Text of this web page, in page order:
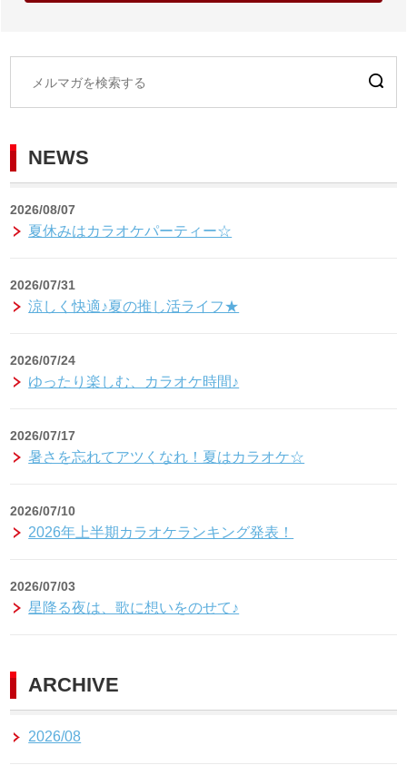
NEWS
2026/08/07
夏休みはカラオケパーティー☆
2026/07/31
涼しく快適♪夏の推し活ライフ★
2026/07/24
ゆったり楽しむ、カラオケ時間♪
2026/07/17
暑さを忘れてアツくなれ！夏はカラオケ☆
2026/07/10
2026年上半期カラオケランキング発表！
2026/07/03
星降る夜は、歌に想いをのせて♪
ARCHIVE
2026/08